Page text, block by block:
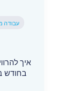
עבודה
איך
בחודש